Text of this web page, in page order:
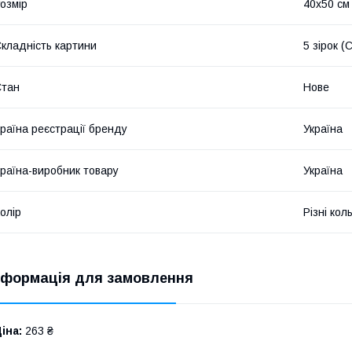
40х50 см
картини 5 зірок
Нове
реєстрації бренду Україна
виробник товару Україна
Різні
для замовлення
263 ₴